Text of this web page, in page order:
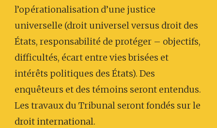
l’opérationalisation d’une justice
universelle (droit universel versus droit des
États, responsabilité de protéger – objectifs,
difficultés, écart entre vies brisées et
intérêts politiques des États). Des
enquêteurs et des témoins seront entendus.
Les travaux du Tribunal seront fondés sur le
droit international.